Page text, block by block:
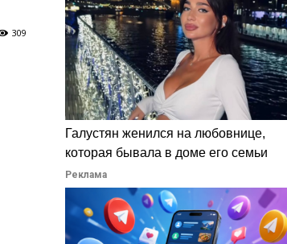
309
Галустян женился на любовнице,
которая бывала в доме его семьи
Реклама